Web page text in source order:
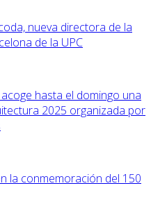
nueva directora de la
de la UPC
hasta el domingo una
2025 organizada por
la conmemoración del 150